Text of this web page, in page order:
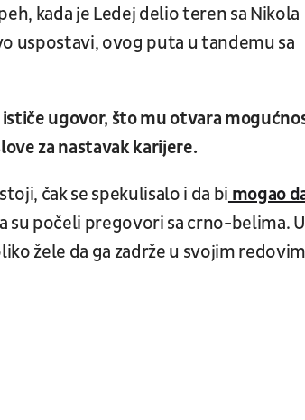
kada je Ledej delio teren sa Nikola
uspostavi, ovog puta u tandemu sa
ugovor, što mu otvara
za nastavak karijere.
čak se spekulisalo i da bi mogao
su počeli pregovori sa crno-belima. U
žele da ga zadrže u svojim